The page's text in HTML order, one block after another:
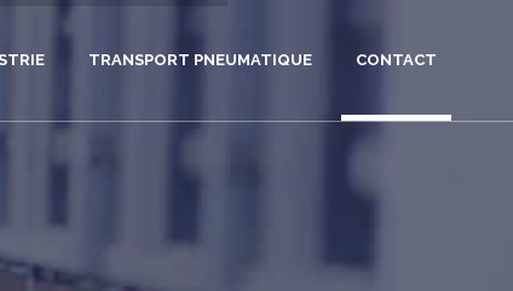
TRANSPORT PNEUMATIQUE CONTACT